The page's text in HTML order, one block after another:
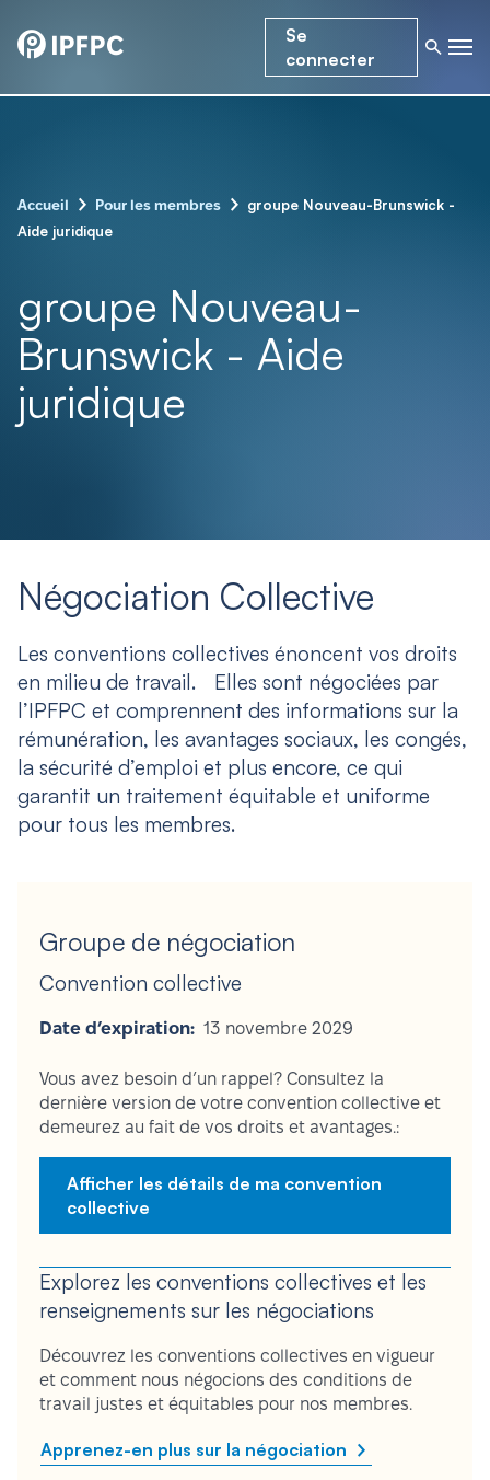
Se
connecter
Accueil Pour les membres
groupe Nouveau-Brunswick -
Aide juridique
groupe Nouveau-
Brunswick - Aide
juridique
Négociation Collective
Les conventions collectives énoncent vos droits
en milieu de travail. Elles sont négociées par
l’IPFPC et comprennent des informations sur la
rémunération, les avantages sociaux, les congés,
la sécurité d’emploi et plus encore, ce qui
garantit un traitement équitable et uniforme
pour tous les membres.
Groupe de négociation
Convention collective
Date d’expiration: 13 novembre 2029
Vous avez besoin d’un rappel? Consultez la
dernière version de votre convention collective et
demeurez au fait de vos droits et avantages.:
Afficher les détails de ma convention
collective
Explorez les conventions collectives et les
renseignements sur les négociations
Découvrez les conventions collectives en vigueur
et comment nous négocions des conditions de
travail justes et équitables pour nos membres.
Apprenez-en plus sur la négociation